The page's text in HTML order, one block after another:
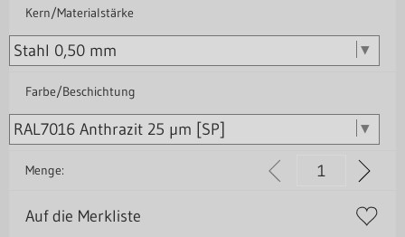
Kern/Materialstärke
Farbe/Beschichtung
Menge:
Auf die Merkliste